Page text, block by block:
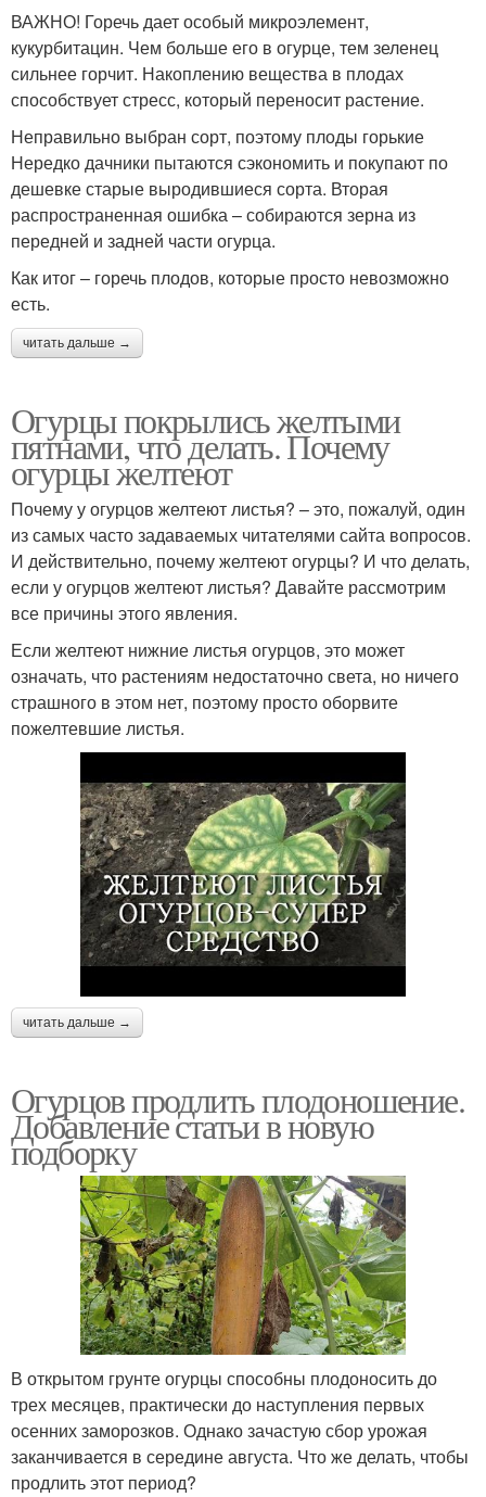
ВАЖНО! Горечь дает особый микроэлемент,
кукурбитацин. Чем больше его в огурце, тем зеленец
сильнее горчит. Накоплению вещества в плодах
способствует стресс, который переносит растение.
Неправильно выбран сорт, поэтому плоды горькие
Нередко дачники пытаются сэкономить и покупают по
дешевке старые выродившиеся сорта. Вторая
распространенная ошибка – собираются зерна из
передней и задней части огурца.
Как итог – горечь плодов, которые просто невозможно
есть.
читать дальше →
Огурцы покрылись желтыми
пятнами, что делать. Почему
огурцы желтеют
Почему у огурцов желтеют листья? – это, пожалуй, один
из самых часто задаваемых читателями сайта вопросов.
И действительно, почему желтеют огурцы? И что делать,
если у огурцов желтеют листья? Давайте рассмотрим
все причины этого явления.
Если желтеют нижние листья огурцов, это может
означать, что растениям недостаточно света, но ничего
страшного в этом нет, поэтому просто оборвите
пожелтевшие листья.
читать дальше →
Огурцов продлить плодоношение.
Добавление статьи в новую
подборку
В открытом грунте огурцы способны плодоносить до
трех месяцев, практически до наступления первых
осенних заморозков. Однако зачастую сбор урожая
заканчивается в середине августа. Что же делать, чтобы
продлить этот период?